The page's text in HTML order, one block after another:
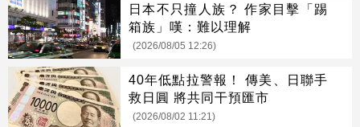
日本不只撞人族？ 作家目擊「踢
箱族」嘆：難以理解
(2026/08/05 12:26)
40年低點拉警報！ 傳美、日聯手
救日圓 將共同干預匯市
(2026/08/02 11:21)